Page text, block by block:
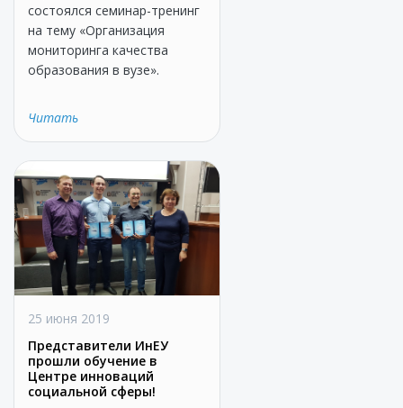
состоялся семинар-тренинг
на тему «Организация
мониторинга качества
образования в вузе».
Читать
25 июня 2019
Представители ИнЕУ
прошли обучение в
Центре инноваций
социальной сферы!